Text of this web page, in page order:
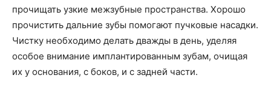
прочищать узкие межзубные пространства. Хорошо
прочистить дальние зубы помогают пучковые насадки.
Чистку необходимо делать дважды в день, уделяя
особое внимание имплантированным зубам, очищая
их у основания, с боков, и с задней части.